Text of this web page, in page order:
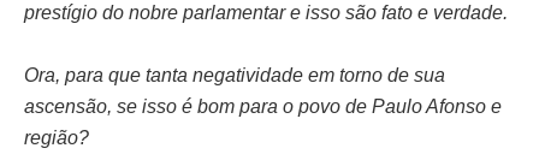
prestígio do nobre parlamentar e isso são fato e verdade.
Ora, para que tanta negatividade em torno de sua
ascensão, se isso é bom para o povo de Paulo Afonso e
região?